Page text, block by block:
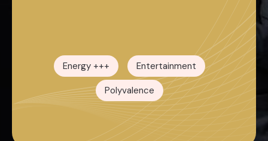
Energy +++ Entertainment
Polyvalence